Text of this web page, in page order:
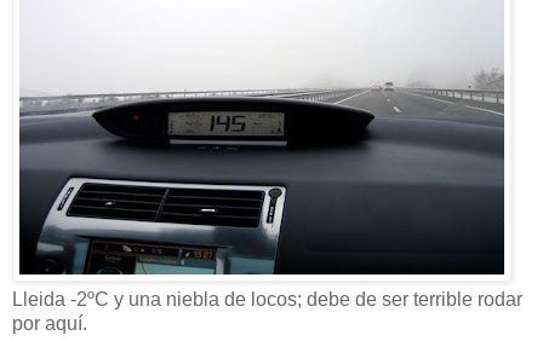
Lleida -2ºC y una niebla de locos; debe de ser terrible rodar
por aquí.